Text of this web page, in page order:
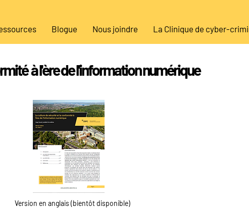
Blogue Nous joindre La Clinique de cyber-
à l'ère de l'information numérique
Version en anglais (bientôt disponible)